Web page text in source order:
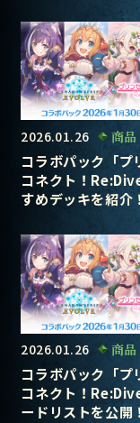
2026.01.26 商品
コラボパック「プ
コネクト！
すめデッキを紹介
2026.01.26 商品
コラボパック「プ
コネクト！
ードリストを公開！